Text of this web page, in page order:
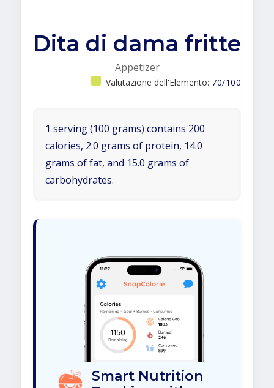
Dita di dama fritte
Appetizer
Valutazione dell'Elemento: 70/100
1 serving (100 grams) contains 200
calories, 2.0 grams of protein, 14.0
grams of fat, and 15.0 grams of
carbohydrates.
Smart Nutrition